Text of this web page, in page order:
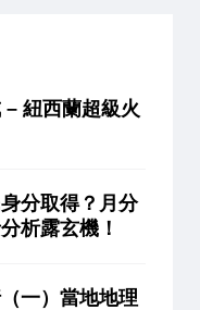
紐西蘭超級火
分取得？月分
析露玄機！
一）當地地理